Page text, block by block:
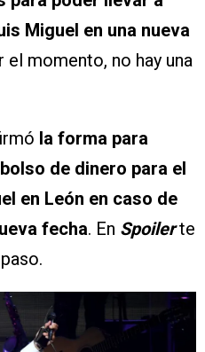
Miguel en una nueva
el momento, no hay una
la forma para
de dinero para el
en León en caso de
fecha. En Spoilerte